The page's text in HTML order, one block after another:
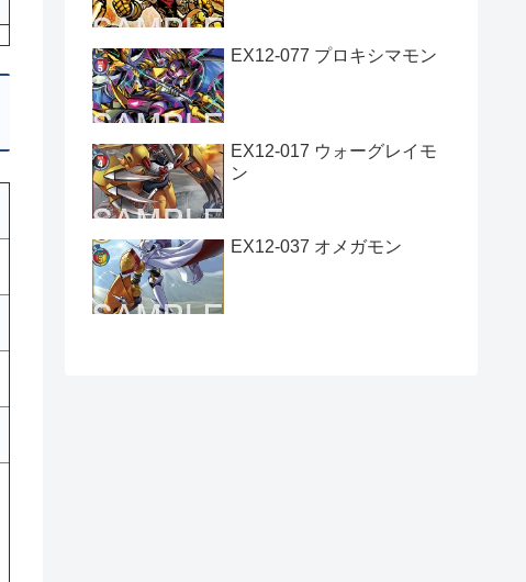
EX12-077 プロキシマモン
EX12-017 ウォーグレイモ
ン
EX12-037 オメガモン